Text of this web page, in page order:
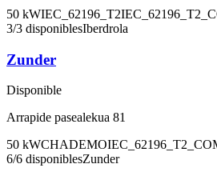
50 kWIEC_62196_T2
3/3 disponiblesIberdrola
Zunder
Disponible
Arrapide pasealekua 81
50 kWCHADEMO
6/6 disponiblesZunder